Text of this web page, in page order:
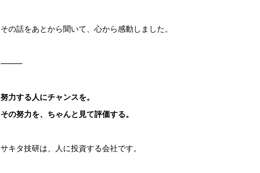
その話をあとから聞いて、心から感動しました。
⸻
努力する人にチャンスを。
その努力を、ちゃんと見て評価する。
サキタ技研は、人に投資する会社です。